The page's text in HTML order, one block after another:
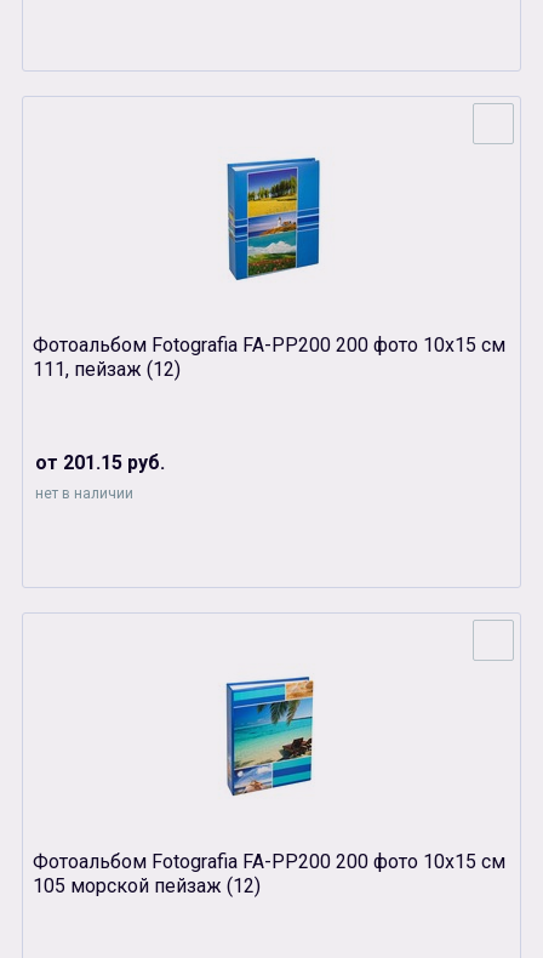
Фотоальбом Fotografia FA-PP200 200 фото 10х15 см
111, пейзаж (12)
от 201.15 руб.
нет в наличии
Фотоальбом Fotografia FA-PP200 200 фото 10х15 см
105 морской пейзаж (12)